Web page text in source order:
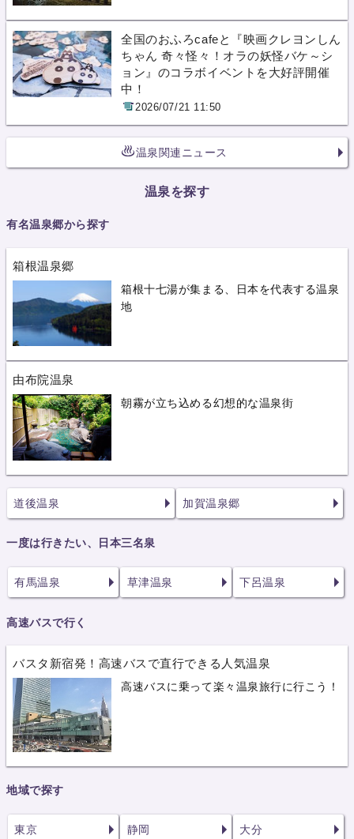
全国のおふろcafeと『映画クレヨンしん
ちゃん 奇々怪々！オラの妖怪バケ～シ
ョン』のコラボイベントを大好評開催
中！
2026/07/21 11:50
温泉関連ニュース
温泉を探す
有名温泉郷から探す
箱根温泉郷
箱根十七湯が集まる、日本を代表する温泉
地
由布院温泉
朝霧が立ち込める幻想的な温泉街
道後温泉 加賀温泉郷
一度は行きたい、日本三名泉
有馬温泉 草津温泉 下呂温泉
高速バスで行く
バスタ新宿発！高速バスで直行できる人気温泉
高速バスに乗って楽々温泉旅行に行こう！
地域で探す
東京 静岡 大分